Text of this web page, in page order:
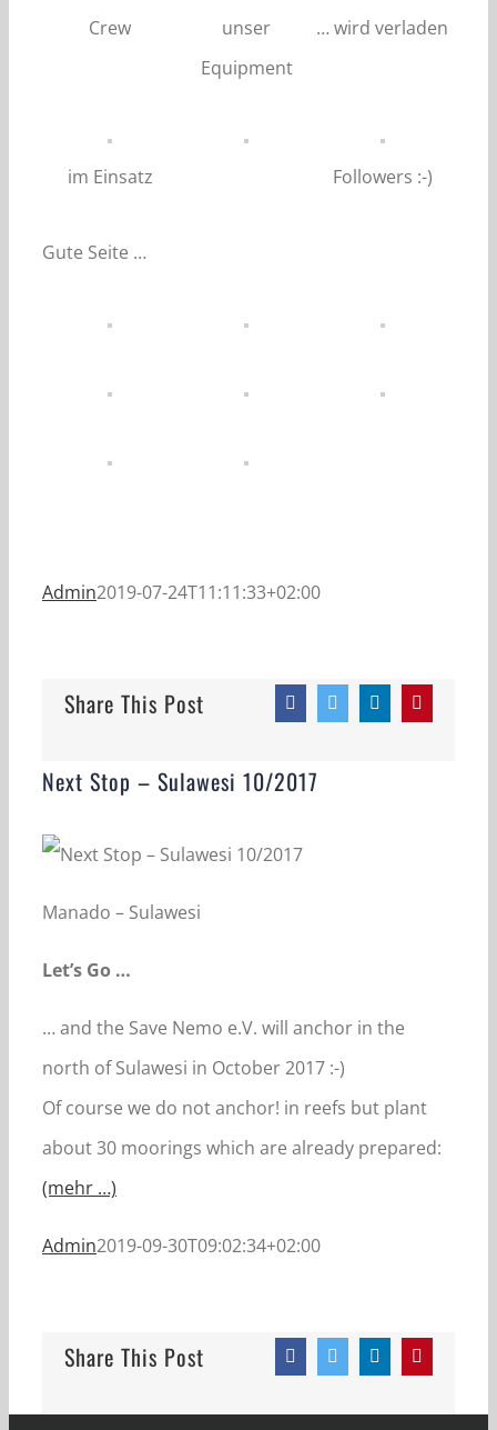
Crew
unser
Equipment
… wird verladen
im Einsatz Followers :-)
Gute Seite …
Admin2019-07-24T11:11:33+02:00
Share This Post FacebookTwitterLinkedInPinterest
Next Stop – Sulawesi 10/2017
Manado – Sulawesi
Let’s Go …
… and the Save Nemo e.V. will anchor in the
north of Sulawesi in October 2017 :-)
Of course we do not anchor! in reefs but plant
about 30 moorings which are already prepared:
(mehr …)
Admin2019-09-30T09:02:34+02:00
Share This Post FacebookTwitterLinkedInPinterest